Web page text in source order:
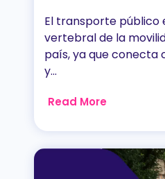
El transporte público
vertebral de la
país, ya que conecta
y...
Read More